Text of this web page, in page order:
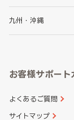
山梨県
愛知県
京都府
和歌山県
鳥取県
山口県
香川県
九州・沖縄
長崎県
大分県
お客様サポート
よくあるご質問
サイトマップ